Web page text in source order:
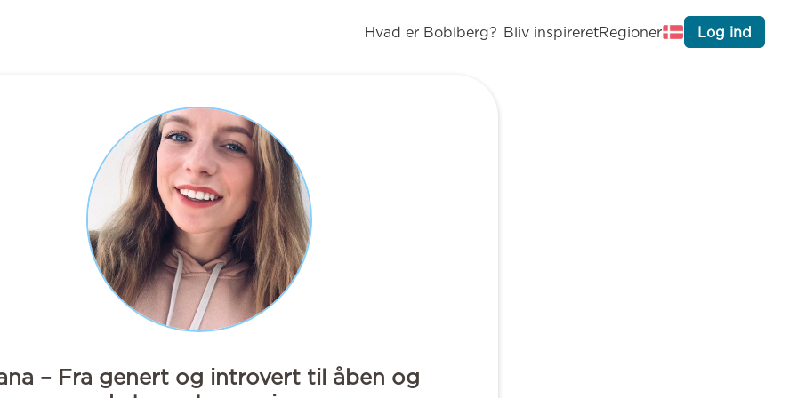
Hvad er Boblberg? Bliv inspireretRegioner Log ind
– Fra genert og introvert til åben og